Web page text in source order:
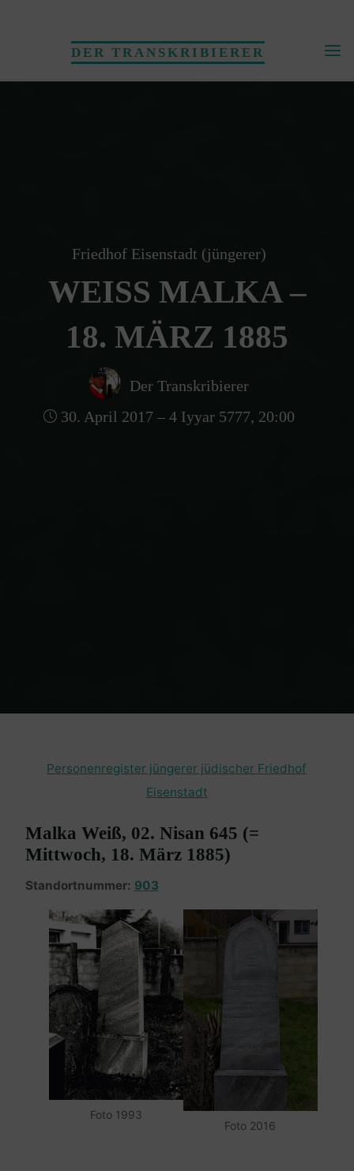
DER TRANSKRIBIERER
Friedhof Eisenstadt (jüngerer)
WEISS MALKA – 1
8. MÄRZ 1885
Der Transkribierer
30. April 2017 – 4 Iyyar 5777, 20:00
Personenregister jüngerer jüdischer Friedhof
Eisenstadt
Malka Weiß, 02. Nisan 645 (=
Mittwoch, 18. März 1885)
Standortnummer: 903
Foto 1993
Foto 2016